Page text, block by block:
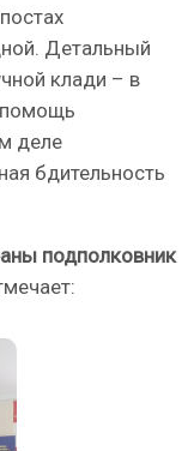
Детальный
клади – в
помощь
деле
бдительность
подполковник